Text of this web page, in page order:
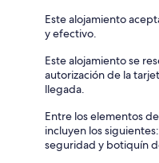
Este alojamiento
y efectivo.
Este alojamiento se
autorización de la
llegada.
Entre los elementos
incluyen los
seguridad y botiquín